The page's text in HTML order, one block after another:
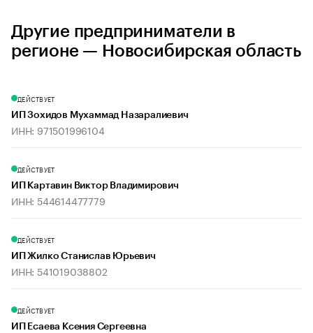
Другие предприниматели в
регионе — Новосибирская область
ДЕЙСТВУЕТ
ИП Зохидов Мухаммад Назаралиевич
ИНН: 971501996104
ДЕЙСТВУЕТ
ИП Картавин Виктор Владимирович
ИНН: 544614477779
ДЕЙСТВУЕТ
ИП Жилко Станислав Юрьевич
ИНН: 541019038802
ДЕЙСТВУЕТ
ИП Есаева Ксения Сергеевна